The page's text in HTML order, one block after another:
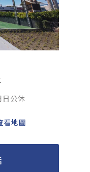
日公休
看地圖